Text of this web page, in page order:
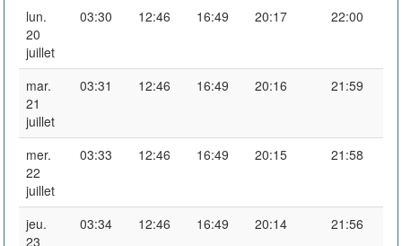
lun.
20
juillet
03:30 12:46 16:49 20:17 22:00
mar.
21
juillet
03:31 12:46 16:49 20:16 21:59
mer.
22
juillet
03:33 12:46 16:49 20:15 21:58
jeu.
23
03:34 12:46 16:49 20:14 21:56